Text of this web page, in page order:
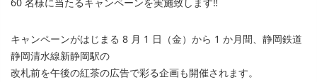
60 名様に当たるキャンペーンを実施致します‼
キャンペーンがはじまる 8 月 1 日（金）から 1 か月間、静岡鉄道
静岡清水線新静岡駅の
改札前を午後の紅茶の広告で彩る企画も開催されます。